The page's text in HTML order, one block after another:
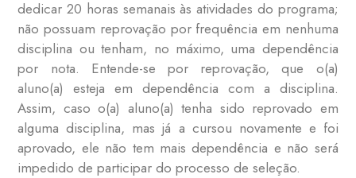
dedicar 20 horas semanais às atividades do programa;
não possuam reprovação por frequência em nenhuma
disciplina ou tenham, no máximo, uma dependência
por nota. Entende-se por reprovação, que o(a)
aluno(a) esteja em dependência com a disciplina.
Assim, caso o(a) aluno(a) tenha sido reprovado em
alguma disciplina, mas já a cursou novamente e foi
aprovado, ele não tem mais dependência e não será
impedido de participar do processo de seleção.